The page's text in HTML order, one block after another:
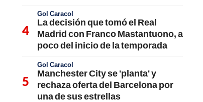
Gol Caracol
La decisión que tomó el Real
Madrid con Franco Mastantuono, a
poco del inicio de la temporada
Gol Caracol
Manchester City se 'planta' y
rechaza oferta del Barcelona por
una de sus estrellas